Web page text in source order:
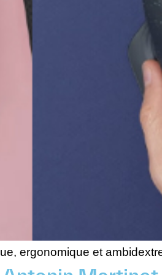
ergonomique et